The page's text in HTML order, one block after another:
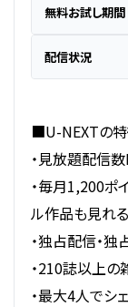
無料お試し期間
配信状況
■U-NEXTの
・見放題配信
・毎月1,200ポ
ル作品も見れる
・独占配信・
・210誌以上
・最大4人でシ